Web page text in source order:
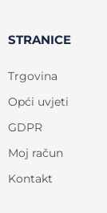
STRANICE
Trgovina
Opći uvjeti
GDPR
Moj račun
Kontakt